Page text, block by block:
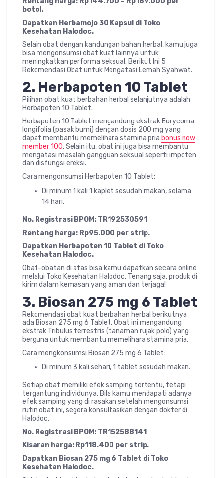
botol.
Dapatkan Herbamojo 30 Kapsul di Toko
Kesehatan Halodoc.
Selain obat dengan kandungan bahan herbal, kamu juga
bisa mengonsumsi obat kuat lainnya untuk
meningkatkan performa seksual. Berikut Ini 5
Rekomendasi Obat untuk Mengatasi Lemah Syahwat.
2. Herbapoten 10 Tablet
Pilihan obat kuat berbahan herbal selanjutnya adalah
Herbapoten 10 Tablet.
Herbapoten 10 Tablet mengandung ekstrak Eurycoma
longifolia (pasak bumi) dengan dosis 200 mg yang
dapat membantu memelihara stamina pria bonus new
member 100. Selain itu, obat ini juga bisa membantu
mengatasi masalah gangguan seksual seperti impoten
dan disfungsi ereksi.
Cara mengonsumsi Herbapoten 10 Tablet:
Di minum 1 kali 1 kaplet sesudah makan, selama
14 hari.
No. Registrasi BPOM: TR192530591
Rentang harga: Rp95.000 per strip.
Dapatkan Herbapoten 10 Tablet di Toko
Kesehatan Halodoc.
Obat-obatan di atas bisa kamu dapatkan secara online
melalui Toko Kesehatan Halodoc. Tenang saja, produk di
kirim dalam kemasan yang aman dan terjaga!
3. Biosan 275 mg 6 Tablet
Rekomendasi obat kuat berbahan herbal berikutnya
ada Biosan 275 mg 6 Tablet. Obat ini mengandung
ekstrak Tribulus terrestris (tanaman rujak polo) yang
berguna untuk membantu memelihara stamina pria.
Cara mengkonsumsi Biosan 275 mg 6 Tablet:
Di minum 3 kali sehari, 1 tablet sesudah makan.
Setiap obat memiliki efek samping tertentu, tetapi
tergantung individunya. Bila kamu mendapati adanya
efek samping yang di rasakan setelah mengonsumsi
rutin obat ini, segera konsultasikan dengan dokter di
Halodoc.
No. Registrasi BPOM: TR152588141
Kisaran harga: Rp118.400 per strip.
Dapatkan Biosan 275 mg 6 Tablet di Toko
Kesehatan Halodoc.